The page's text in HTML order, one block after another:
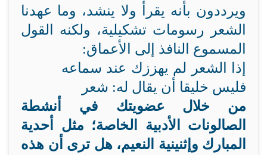
ويرددون بأنه يقرأ ولا ينشد، وما عهدنا
الشعر رسومات تشكيلية، ولكنه القول
المسموع النافذ إلى الأعماق:
إذا الشعر لم يهززك عند سماعه
فليس خليقا أن يقال له: شعر
من خلال عضويتك في أنشطة
الصالونات الأدبية الخاصة؛ مثل أحدية
المبارك وإثنينية النعيم، هل ترى أن هذه